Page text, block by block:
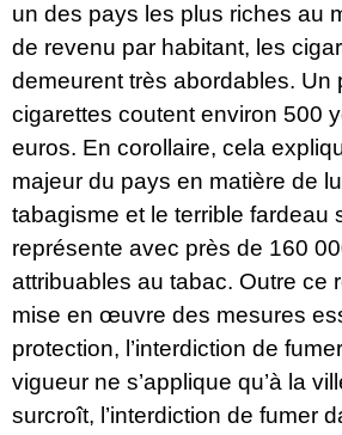
un des pays les plus riches au
de revenu par habitant, les
demeurent très abordables. Un
cigarettes coutent environ 500
euros. En corollaire, cela
majeur du pays en matière de
tabagisme et le terrible fardeau
représente avec près de 160
attribuables au tabac. Outre ce
mise en œuvre des mesures
protection, l’interdiction de
vigueur ne s’applique qu’à la
surcroît, l’interdiction de fumer